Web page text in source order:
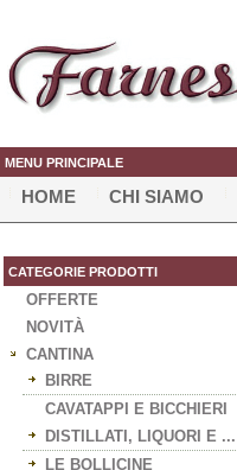
MENU PRINCIPALE
HOME CHI SIAMO
CATEGORIE PRODOTTI
OFFERTE
NOVITÀ
CANTINA
BIRRE
CAVATAPPI E BICCHIERI
DISTILLATI, LIQUORI E ...
LE BOLLICINE